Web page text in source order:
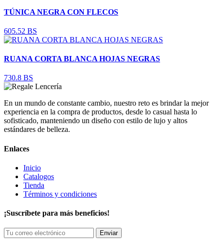
TÚNICA NEGRA CON FLECOS
605.52 BS
RUANA CORTA BLANCA HOJAS NEGRAS
730.8 BS
En un mundo de constante cambio, nuestro reto es brindar la mejor
experiencia en la compra de productos, desde lo casual hasta lo
sofisticado, manteniendo un diseño con estilo de lujo y altos
estándares de belleza.
Enlaces
Inicio
Catalogos
Tienda
Términos y condiciones
¡Suscríbete para más beneficios!
Enviar